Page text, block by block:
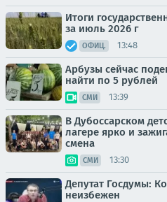
Итоги
за июль 2026 г
ОФИЦ. 13:48
Арбузы сейчас
найти по 5 рублей
СМИ 13:39
В Дубоссарском
лагере ярко и
смена
СМИ 13:30
Депутат Госдумы:
неизбежен